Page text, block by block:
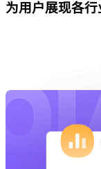
为用户展现各行